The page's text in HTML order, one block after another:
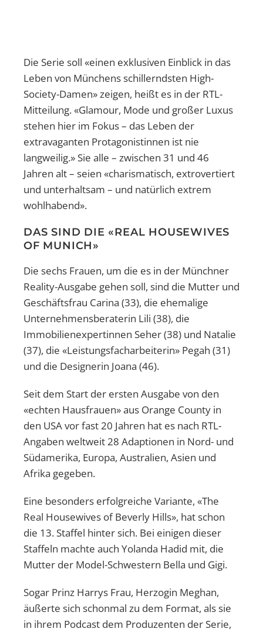
Die Serie soll «einen exklusiven Einblick in das
Leben von Münchens schillerndsten High-
Society-Damen» zeigen, heißt es in der RTL-
Mitteilung. «Glamour, Mode und großer Luxus
stehen hier im Fokus – das Leben der
extravaganten Protagonistinnen ist nie
langweilig.» Sie alle – zwischen 31 und 46
Jahren alt – seien «charismatisch, extrovertiert
und unterhaltsam – und natürlich extrem
wohlhabend».
DAS SIND DIE «REAL HOUSEWIVES
OF MUNICH»
Die sechs Frauen, um die es in der Münchner
Reality-Ausgabe gehen soll, sind die Mutter und
Geschäftsfrau Carina (33), die ehemalige
Unternehmensberaterin Lili (38), die
Immobilienexpertinnen Seher (38) und Natalie
(37), die «Leistungsfacharbeiterin» Pegah (31)
und die Designerin Joana (46).
Seit dem Start der ersten Ausgabe von den
«echten Hausfrauen» aus Orange County in
den USA vor fast 20 Jahren hat es nach RTL-
Angaben weltweit 28 Adaptionen in Nord- und
Südamerika, Europa, Australien, Asien und
Afrika gegeben.
Eine besonders erfolgreiche Variante, «The
Real Housewives of Beverly Hills», hat schon
die 13. Staffel hinter sich. Bei einigen dieser
Staffeln machte auch Yolanda Hadid mit, die
Mutter der Model-Schwestern Bella und Gigi.
Sogar Prinz Harrys Frau, Herzogin Meghan,
äußerte sich schonmal zu dem Format, als sie
in ihrem Podcast dem Produzenten der Serie,